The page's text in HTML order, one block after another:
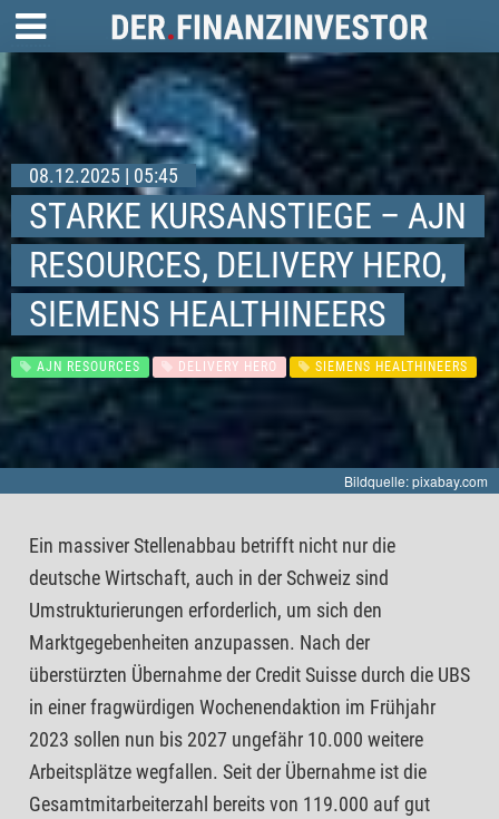
08.12.2025 | 05:45
STARKE KURSANSTIEGE – AJN
RESOURCES, DELIVERY HERO,
SIEMENS HEALTHINEERS
AJN RESOURCES DELIVERY HERO SIEMENS HEALTHINEERS
Bildquelle: pixabay.com
Ein massiver Stellenabbau betrifft nicht nur die
deutsche Wirtschaft, auch in der Schweiz sind
Umstrukturierungen erforderlich, um sich den
Marktgegebenheiten anzupassen. Nach der
überstürzten Übernahme der Credit Suisse durch die UBS
in einer fragwürdigen Wochenendaktion im Frühjahr
2023 sollen nun bis 2027 ungefähr 10.000 weitere
Arbeitsplätze wegfallen. Seit der Übernahme ist die
Gesamtmitarbeiterzahl bereits von 119.000 auf gut